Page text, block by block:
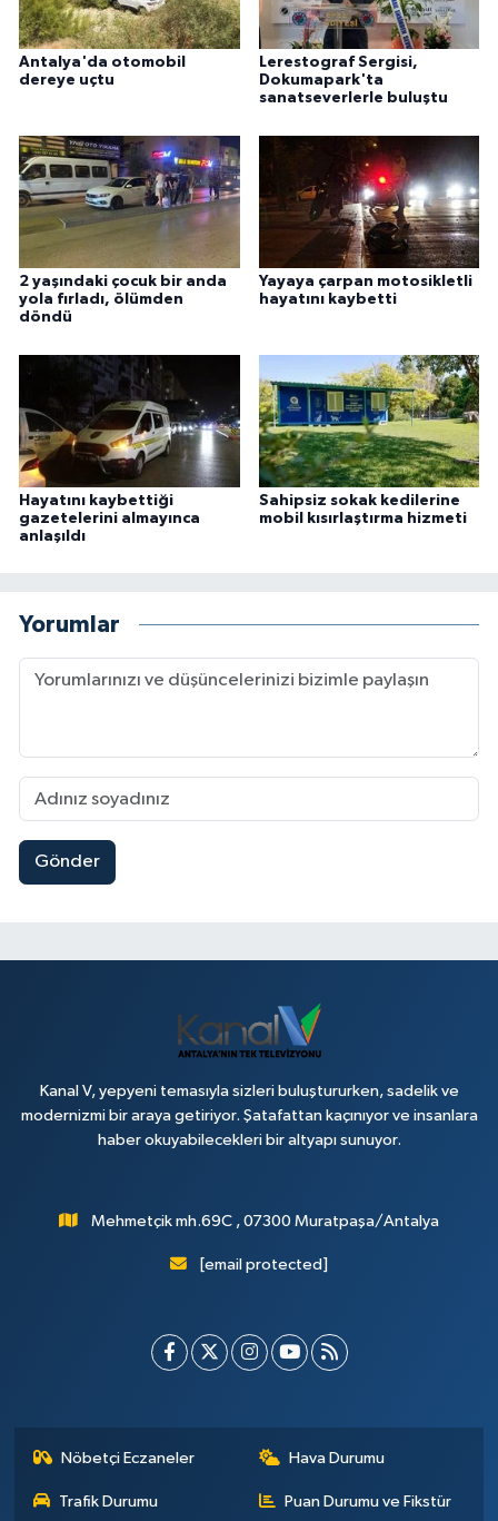
Antalya'da otomobil
dereye uçtu
Lerestograf Sergisi,
Dokumapark'ta
sanatseverlerle buluştu
2 yaşındaki çocuk bir anda
yola fırladı, ölümden
döndü
Yayaya çarpan motosikletli
hayatını kaybetti
Hayatını kaybettiği
gazetelerini almayınca
anlaşıldı
Sahipsiz sokak kedilerine
mobil kısırlaştırma hizmeti
Yorumlar
Gönder
Kanal V, yepyeni temasıyla sizleri buluştururken, sadelik ve
modernizmi bir araya getiriyor. Şatafattan kaçınıyor ve insanlara
haber okuyabilecekleri bir altyapı sunuyor.
Mehmetçik mh.69C , 07300 Muratpaşa/Antalya
[email protected]
Nöbetçi Eczaneler Hava Durumu
Trafik Durumu Puan Durumu ve Fikstür